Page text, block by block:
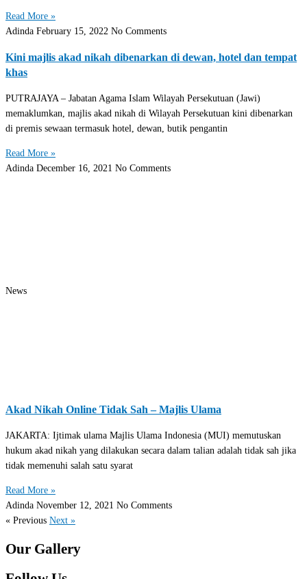
Read More »
Adinda February 15, 2022 No Comments
Kini majlis akad nikah dibenarkan di dewan, hotel dan tempat
khas
PUTRAJAYA – Jabatan Agama Islam Wilayah Persekutuan (Jawi)
memaklumkan, majlis akad nikah di Wilayah Persekutuan kini dibenarkan
di premis sewaan termasuk hotel, dewan, butik pengantin
Read More »
Adinda December 16, 2021 No Comments
News
Akad Nikah Online Tidak Sah – Majlis Ulama
JAKARTA: Ijtimak ulama Majlis Ulama Indonesia (MUI) memutuskan
hukum akad nikah yang dilakukan secara dalam talian adalah tidak sah jika
tidak memenuhi salah satu syarat
Read More »
Adinda November 12, 2021 No Comments
« Previous Next »
Our Gallery